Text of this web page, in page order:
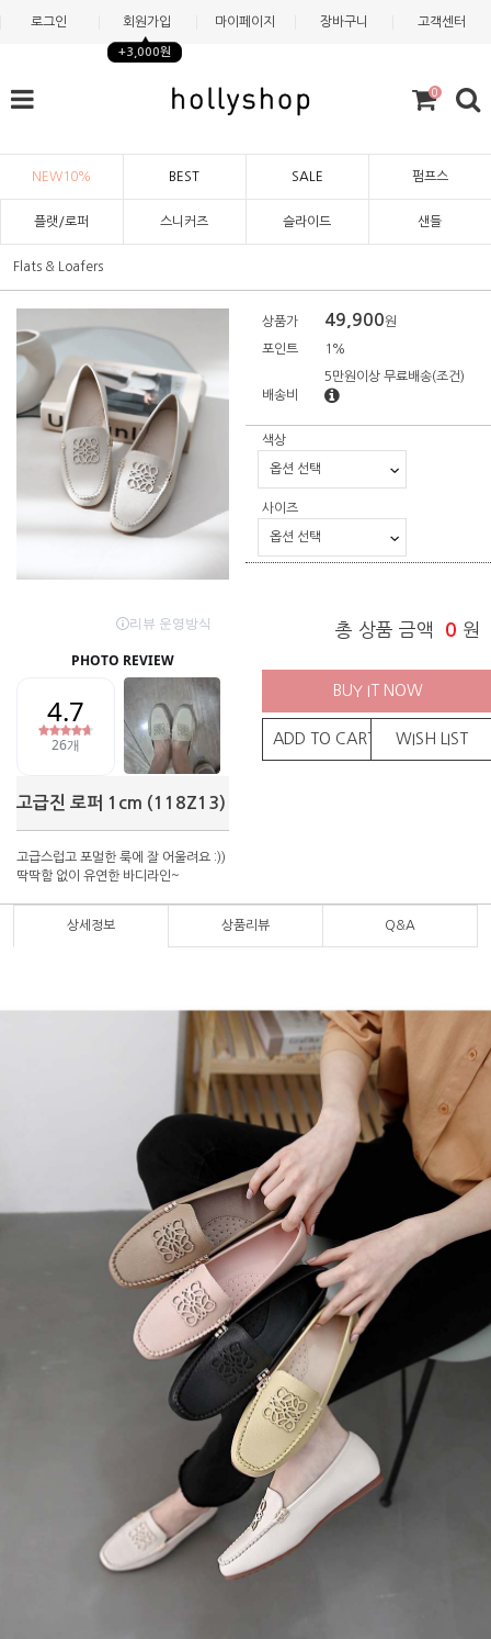
로그인 회원가입
+3,000원
마이페이지 장바구니 고객센터
0
NEW10% BEST SALE 펌프스
플랫/로퍼 스니커즈 슬라이드 샌들
Flats & Loafers
고급진 로퍼 1cm (118Z13)
고급스럽고 포멀한 룩에 잘 어울려요 :))
딱딱함 없이 유연한 바디라인~
상품가 49,900원
포인트 1%
배송비
5만원이상 무료배송(조건)
색상
사이즈
총 상품 금액 0 원
BUY IT NOW
ADD TO CART WISH LIST
상세정보 상품리뷰 Q&A